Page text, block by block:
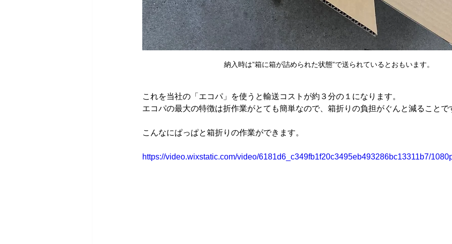
納入時は”箱に箱が詰められた状態”で送られているとおもいます。
これを当社の「エコパ」を使うと輸送コストが約３分の１になります。
エコパの最大の特徴は折作業がとても簡単なので、箱折りの負担がぐんと減ることで
こんなにぱっぱと箱折りの作業ができます。
https://video.wixstatic.com/video/6181d6_c349fb1f20c3495eb493286bc13311b7/